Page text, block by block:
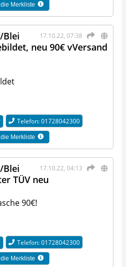
Merkliste
17.10.22, 07:38
Blei
neu 90€ vVersand
Telefon: 01728042300
Merkliste
17.10.22, 04:13
Blei
TÜV neu
90€!
Telefon: 01728042300
Merkliste